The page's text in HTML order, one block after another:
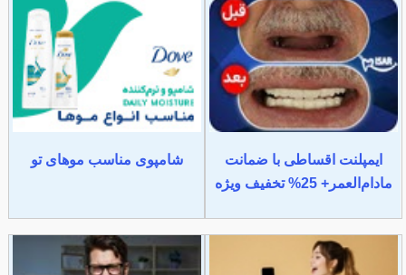
ایمپلنت اقساطی با ضمانت
مادام‌العمر+ 25% تخفیف ویژه
شامپوی مناسب موهای تو